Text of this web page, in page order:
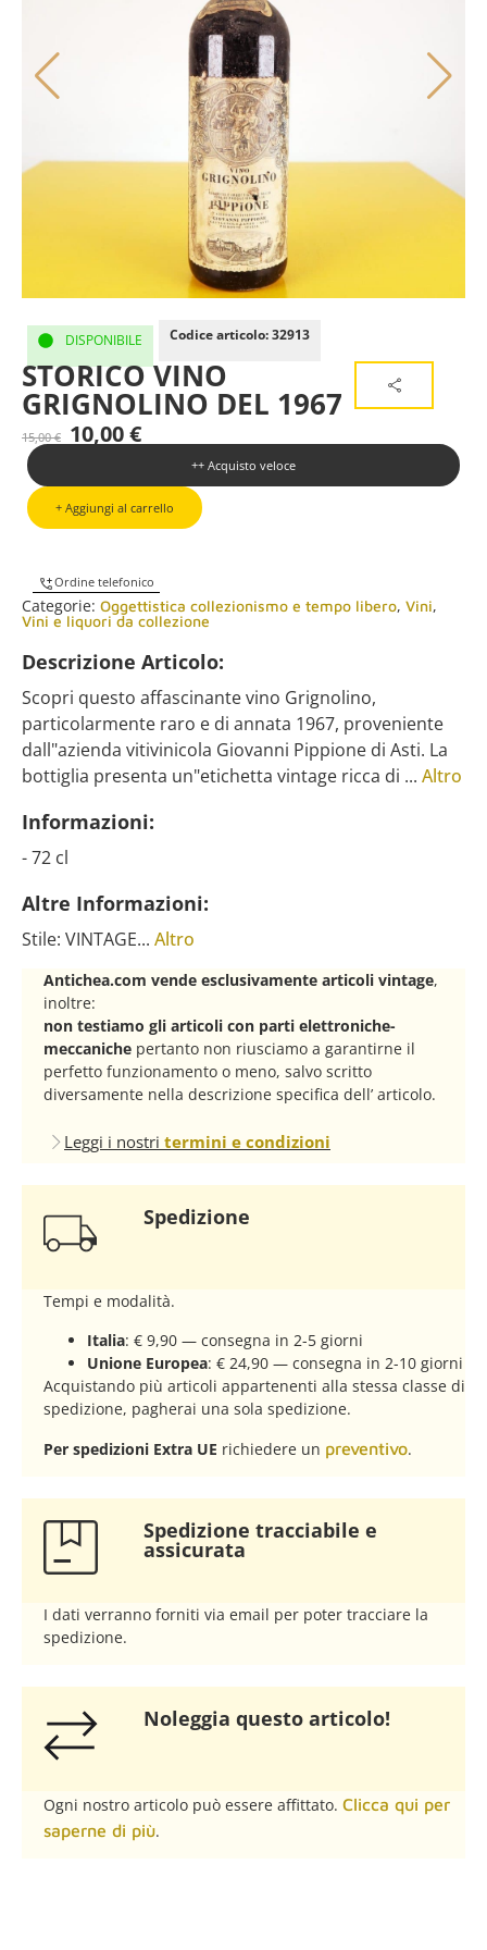
DISPONIBILE Codice articolo: 32913
STORICO VINO
GRIGNOLINO DEL 1967
15,00€ 10,00€
++ Acquisto veloce
+ Aggiungi al carrello
Ordine telefonico
Categorie: Oggettistica collezionismo e tempo libero, Vini,
Vini e liquori da collezione
Descrizione Articolo:
Scopri questo affascinante vino Grignolino,
particolarmente raro e di annata 1967, proveniente
dall"azienda vitivinicola Giovanni Pippione di Asti. La
bottiglia presenta un"etichetta vintage ricca di ... Altro
Informazioni:
- 72 cl
Altre Informazioni:
Stile: VINTAGE... Altro
Antichea.com vende esclusivamente articoli vintage,
inoltre:
non testiamo gli articoli con parti elettroniche-
meccaniche pertanto non riusciamo a garantirne il
perfetto funzionamento o meno, salvo scritto
diversamente nella descrizione specifica dell’ articolo.
Leggi i nostri termini e condizioni
Spedizione
Tempi e modalità.
Italia: € 9,90 — consegna in 2-5 giorni
Unione Europea: € 24,90 — consegna in 2-10 giorni
Acquistando più articoli appartenenti alla stessa classe di
spedizione, pagherai una sola spedizione.
Per spedizioni Extra UE richiedere un preventivo.
Spedizione tracciabile e
assicurata​
I dati verranno forniti via email per poter tracciare la
spedizione.
Noleggia questo articolo!​
Ogni nostro articolo può essere affittato. Clicca qui per
saperne di più.